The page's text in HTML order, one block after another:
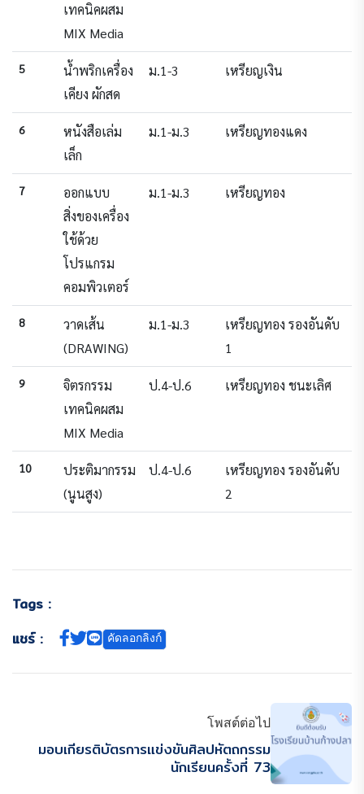
เทคนิคผสม
MIX Media
5
น้ำพริกเครื่อง
เคียง ผักสด
ม.1-3 เหรียญเงิน
6
หนังสือเล่ม
เล็ก
ม.1-ม.3 เหรียญทองแดง
7
ออกแบบ
สิ่งของเครื่อง
ใช้ด้วย
โปรแกรม
คอมพิวเตอร์
ม.1-ม.3 เหรียญทอง
8
วาดเส้น
(DRAWING)
ม.1-ม.3
เหรียญทอง รองอันดับ
1
9
จิตรกรรม
เทคนิคผสม
MIX Media
ป.4-ป.6 เหรียญทอง ชนะเลิศ
10
ประติมากรรม
(นูนสูง)
ป.4-ป.6
เหรียญทอง รองอันดับ
2
Tags :
แชร์ :
คัดลอกลิงก์
โพสต์ต่อไป
มอบเกียรติบัตรการแข่งขันศิลปหัตถกรรม
นักเรียนครั้งที่ 73